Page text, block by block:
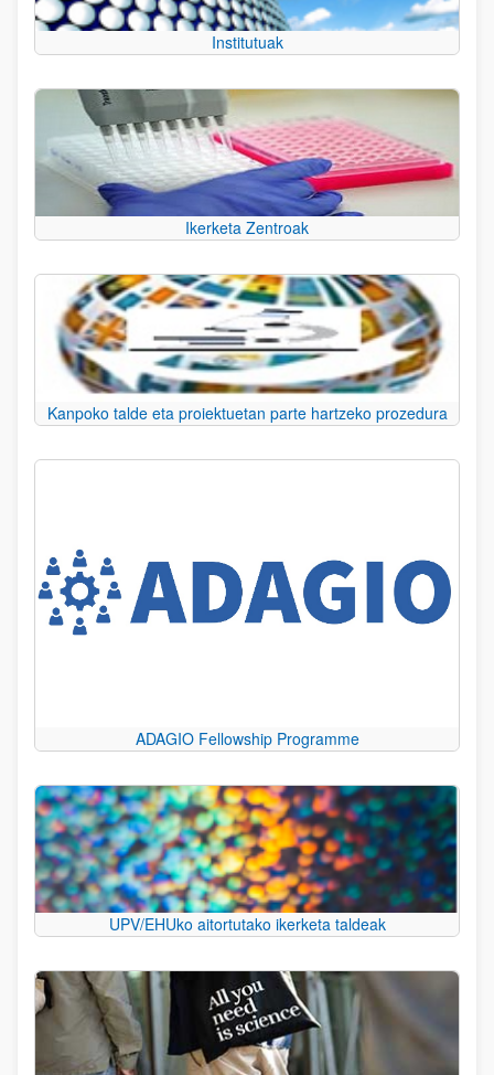
Institutuak
Ikerketa Zentroak
Kanpoko talde eta proiektuetan parte hartzeko prozedura
ADAGIO Fellowship Programme
UPV/EHUko aitortutako ikerketa taldeak